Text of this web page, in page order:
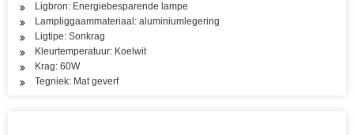
Ligbron: Energiebesparende lampe
Lampliggaammateriaal: aluminiumlegering
Ligtipe: Sonkrag
Kleurtemperatuur: Koelwit
Krag: 60W
Tegniek: Mat geverf